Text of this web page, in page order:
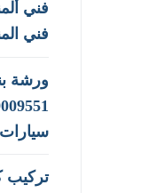
فني
ورشة
سيارات
تركيب